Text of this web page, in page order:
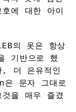
에 대한 아이
의 옷은 항상
기반으로 했
, 더 은유적인
은 문자 그대로
을 매우 즐겼